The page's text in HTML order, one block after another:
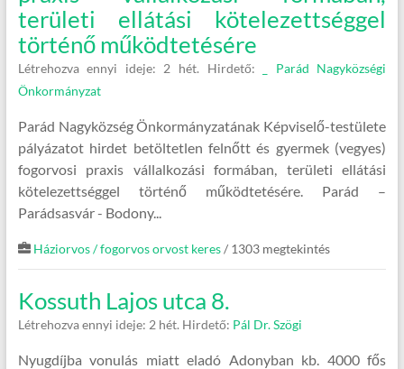
területi ellátási kötelezettséggel
történő működtetésére
Létrehozva ennyi ideje: 2 hét. Hirdető:
_ Parád Nagyközségi
Önkormányzat
Parád Nagyközség Önkormányzatának Képviselő-testülete
pályázatot hirdet betöltetlen felnőtt és gyermek (vegyes)
fogorvosi praxis vállalkozási formában, területi ellátási
kötelezettséggel történő működtetésére. Parád –
Parádsasvár - Bodony...
Háziorvos / fogorvos orvost keres/ 1303 megtekintés
Kossuth Lajos utca 8.
Létrehozva ennyi ideje: 2 hét. Hirdető: Pál Dr. Szögi
Nyugdíjba vonulás miatt eladó Adonyban kb. 4000 fős